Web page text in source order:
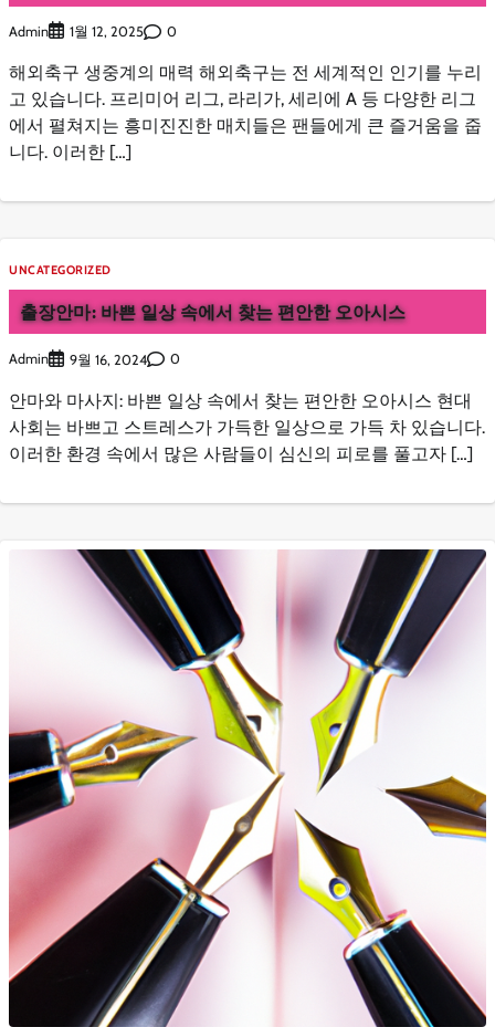
Admin 1월 12, 2025 0
해외축구 생중계의 매력 해외축구는 전 세계적인 인기를 누리
고 있습니다. 프리미어 리그, 라리가, 세리에 A 등 다양한 리그
에서 펼쳐지는 흥미진진한 매치들은 팬들에게 큰 즐거움을 줍
니다. 이러한 […]
UNCATEGORIZED
출장안마: 바쁜 일상 속에서 찾는 편안한 오아시스
Admin 9월 16, 2024 0
안마와 마사지: 바쁜 일상 속에서 찾는 편안한 오아시스 현대
사회는 바쁘고 스트레스가 가득한 일상으로 가득 차 있습니다.
이러한 환경 속에서 많은 사람들이 심신의 피로를 풀고자 […]